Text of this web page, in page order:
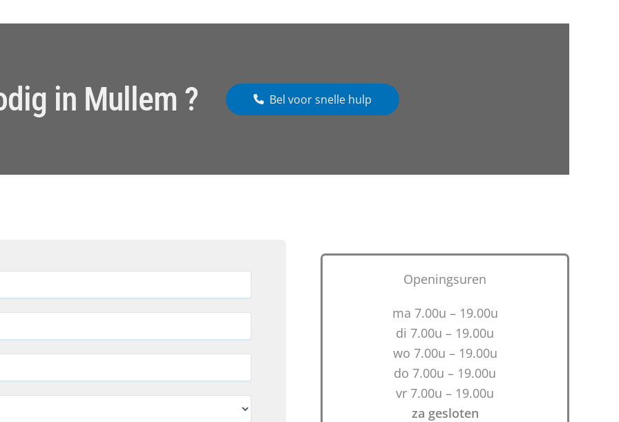
in Mullem ? Bel voor snelle hulp
Openingsuren
ma 7.00u – 19.00u
di 7.00u – 19.00u
wo 7.00u – 19.00u
do 7.00u – 19.00u
vr 7.00u – 19.00u
za gesloten